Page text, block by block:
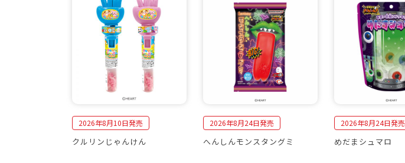
2026年8月10日発売
クルリンじゃんけん
2026年8月24日発売
へんしんモンスタングミ
2026年8月24日発売
めだまシュマロ